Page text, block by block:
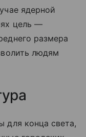
ядерной
цель —
размера
людям
для конца света,